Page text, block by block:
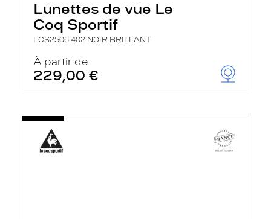
Lunettes de vue Le
Coq Sportif
LCS2506 402 NOIR BRILLANT
À partir de
229,00 €